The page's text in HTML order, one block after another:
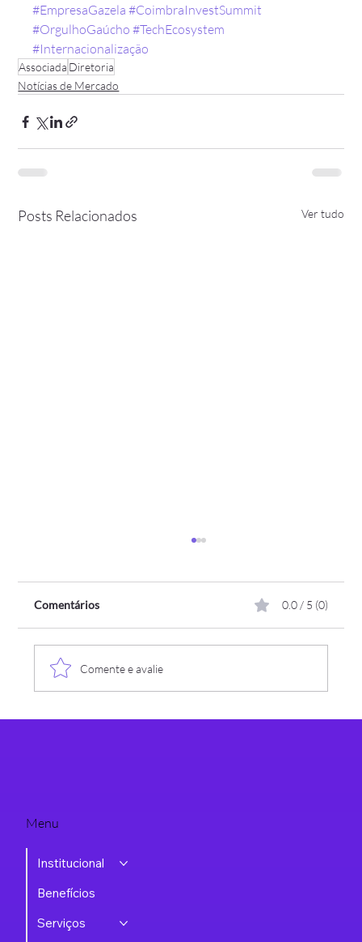
#EmpresaGazela #CoimbraInvestSummit
#OrgulhoGaúcho #TechEcosystem
#Internacionalização
Associada Diretoria
Notícias de Mercado
Posts Relacionados Ver tudo
Comentários 0.0 / 5 (0)
Comente e avalie
Menu
Institucional
Benefícios
Serviços